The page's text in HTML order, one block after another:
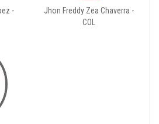
-
Jhon Freddy Zea Chaverra -
COL